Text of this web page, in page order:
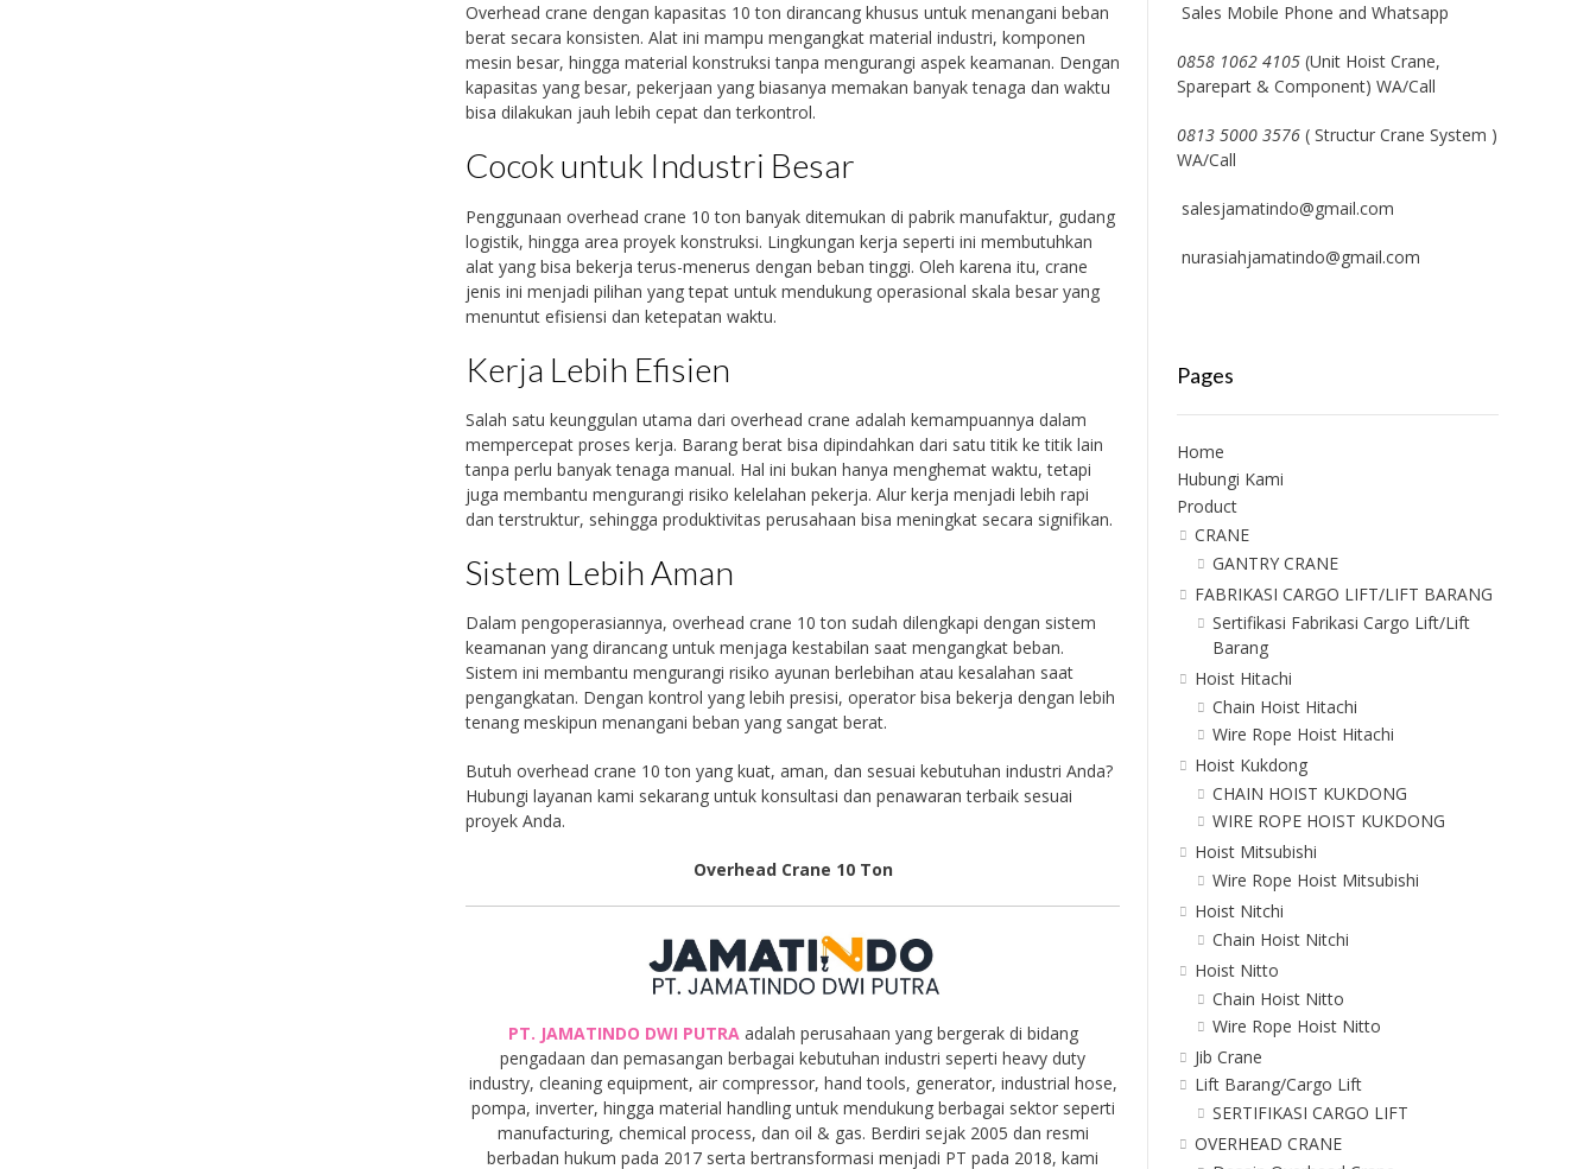
Overhead crane dengan kapasitas 10 ton dirancang khusus untuk menangani beban
berat secara konsisten. Alat ini mampu mengangkat material industri, komponen
mesin besar, hingga material konstruksi tanpa mengurangi aspek keamanan. Dengan
kapasitas yang besar, pekerjaan yang biasanya memakan banyak tenaga dan waktu
bisa dilakukan jauh lebih cepat dan terkontrol.
Cocok untuk Industri Besar
Penggunaan overhead crane 10 ton banyak ditemukan di pabrik manufaktur, gudang
logistik, hingga area proyek konstruksi. Lingkungan kerja seperti ini membutuhkan
alat yang bisa bekerja terus-menerus dengan beban tinggi. Oleh karena itu, crane
jenis ini menjadi pilihan yang tepat untuk mendukung operasional skala besar yang
menuntut efisiensi dan ketepatan waktu.
Kerja Lebih Efisien
Salah satu keunggulan utama dari overhead crane adalah kemampuannya dalam
mempercepat proses kerja. Barang berat bisa dipindahkan dari satu titik ke titik lain
tanpa perlu banyak tenaga manual. Hal ini bukan hanya menghemat waktu, tetapi
juga membantu mengurangi risiko kelelahan pekerja. Alur kerja menjadi lebih rapi
dan terstruktur, sehingga produktivitas perusahaan bisa meningkat secara signifikan.
Sistem Lebih Aman
Dalam pengoperasiannya, overhead crane 10 ton sudah dilengkapi dengan sistem
keamanan yang dirancang untuk menjaga kestabilan saat mengangkat beban.
Sistem ini membantu mengurangi risiko ayunan berlebihan atau kesalahan saat
pengangkatan. Dengan kontrol yang lebih presisi, operator bisa bekerja dengan lebih
tenang meskipun menangani beban yang sangat berat.
Butuh overhead crane 10 ton yang kuat, aman, dan sesuai kebutuhan industri Anda?
Hubungi layanan kami sekarang untuk konsultasi dan penawaran terbaik sesuai
proyek Anda.
Overhead Crane 10 Ton
PT. JAMATINDO DWI PUTRAadalah perusahaan yang bergerak di bidang
pengadaan dan pemasangan berbagai kebutuhan industri seperti heavy duty
industry, cleaning equipment, air compressor, hand tools, generator, industrial hose,
pompa, inverter, hingga material handling untuk mendukung berbagai sektor seperti
manufacturing, chemical process, dan oil & gas. Berdiri sejak 2005 dan resmi
berbadan hukum pada 2017 serta bertransformasi menjadi PT pada 2018, kami
Sales Mobile Phone and Whatsapp
0858 1062 4105(Unit Hoist Crane,
Sparepart & Component) WA/Call
0813 5000 3576( Structur Crane System )
WA/Call
salesjamatindo@gmail.com
nurasiahjamatindo@gmail.com
Pages
Home
Hubungi Kami
Product
CRANE
GANTRY CRANE
FABRIKASI CARGO LIFT/LIFT BARANG
Sertifikasi Fabrikasi Cargo Lift/Lift
Barang
Hoist Hitachi
Chain Hoist Hitachi
Wire Rope Hoist Hitachi
Hoist Kukdong
CHAIN HOIST KUKDONG
WIRE ROPE HOIST KUKDONG
Hoist Mitsubishi
Wire Rope Hoist Mitsubishi
Hoist Nitchi
Chain Hoist Nitchi
Hoist Nitto
Chain Hoist Nitto
Wire Rope Hoist Nitto
Jib Crane
Lift Barang/Cargo Lift
SERTIFIKASI CARGO LIFT
OVERHEAD CRANE